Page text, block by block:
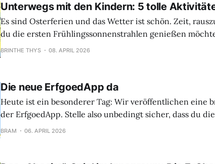
Unterwegs mit den Kindern: 5 tolle
Es sind Osterferien und das Wetter ist schön. Zeit,
du die ersten Frühlingssonnenstrahlen genießen
eine Aktivität suchst, bei der du dich vor den April-
BRINTHE THYS 08. APRIL 2026
Die neue ErfgoedApp da
Heute ist ein besonderer Tag: Wir veröffentlichen eine
der ErfgoedApp. Stelle also unbedingt sicher, dass du
Play oder den App Store aktualisierst. Warum ist dieses Update so
BRAM 06. APRIL 2026